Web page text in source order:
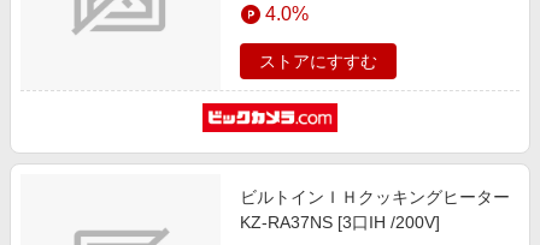
4.0%
ストアにすすむ
ビルトインＩＨクッキングヒーター
KZ-RA37NS [3口IH /200V]